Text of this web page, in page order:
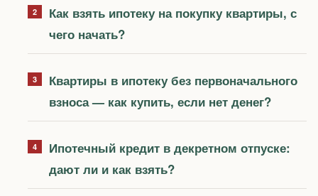
Как взять ипотеку на покупку квартиры, с
чего начать?
Квартиры в ипотеку без первоначального
взноса — как купить, если нет денег?
Ипотечный кредит в декретном отпуске:
дают ли и как взять?